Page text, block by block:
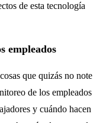
de esta tecnología
empleados
que quizás no note
de los empleados
y cuándo hacen